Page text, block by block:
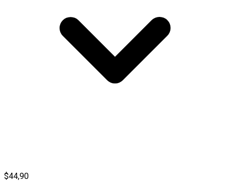
$44,90